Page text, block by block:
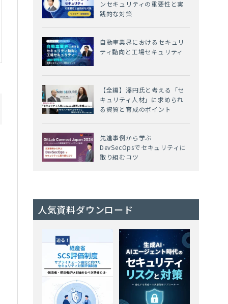
ンセキュリティの重要性と実
践的な対策
自動車業界におけるセキュリ
ティ動向と工場セキュリティ
【全編】澤円氏と考える「セ
キュリティ人材」に求められ
る資質と育成のポイント
先進事例から学ぶ
DevSecOpsでセキュリティに
取り組むコツ
人気資料ダウンロード